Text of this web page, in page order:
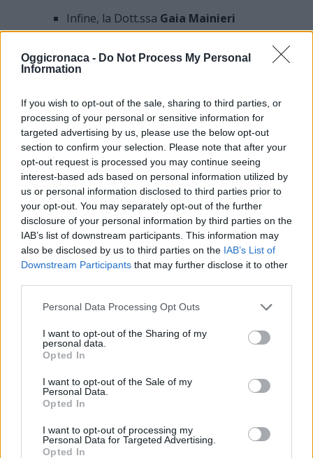
Oggicronaca - Do Not Process My Personal
Information
If you wish to opt-out of the sale, sharing to third parties, or
processing of your personal or sensitive information for
targeted advertising by us, please use the below opt-out
section to confirm your selection. Please note that after your
opt-out request is processed you may continue seeing
interest-based ads based on personal information utilized by
us or personal information disclosed to third parties prior to
your opt-out. You may separately opt-out of the further
disclosure of your personal information by third parties on the
IAB’s list of downstream participants. This information may
also be disclosed by us to third parties on the IAB’s List of
Downstream Participants that may further disclose it to other
Personal Data Processing Opt Outs
I want to opt-out of the Sharing of my
personal data.
Opted In
I want to opt-out of the Sale of my
Personal Data.
Opted In
I want to opt-out of processing my
Personal Data for Targeted Advertising.
Opted In
Infine, la Dott.ssa Gaia Mainieri
chiuderà il cerchio parlando di
“Volontariato: per invecchiare in salute”
La mattinata si concluderà intorno alle 13:00
i saluti finali. “Forever Young” si preannuncia
come un appuntamento imperdibile per
professionisti, cittadini e chiunque sia
interessato a comprendere e valorizzare il
potenziale di una vita più lunga, attiva e
consapevole.